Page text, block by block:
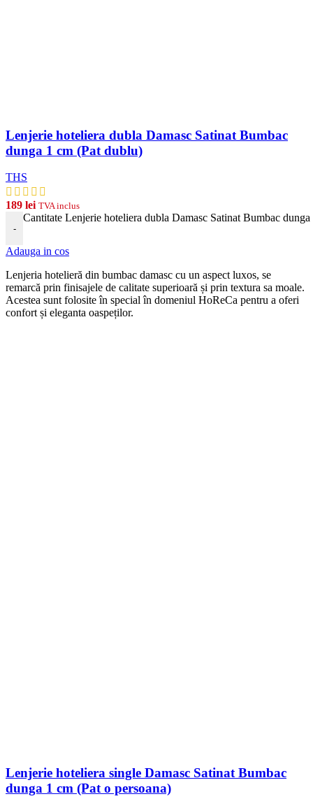
Lenjerie hoteliera dubla Damasc Satinat Bumbac
dunga 1 cm (Pat dublu)
THS
189 lei TVA inclus
-
Cantitate Lenjerie hoteliera dubla Damasc Satinat Bumbac
Adauga in cos
Lenjeria hotelieră din bumbac damasc cu un aspect luxos, se
remarcă prin finisajele de calitate superioară și prin textura sa moale.
Acestea sunt folosite în special în domeniul HoReCa pentru a oferi
confort și eleganta oaspeților.
Lenjerie hoteliera single Damasc Satinat Bumbac
dunga 1 cm (Pat o persoana)